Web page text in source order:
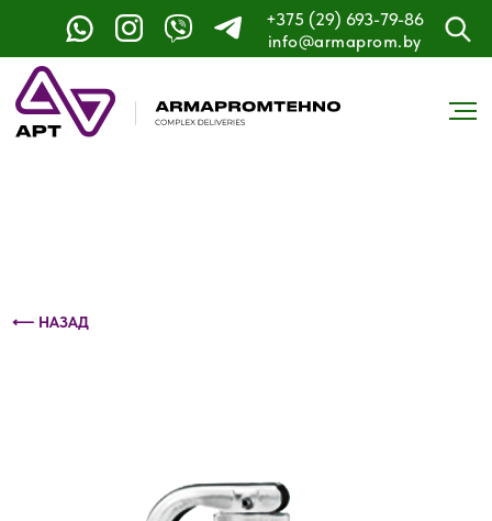
+375 (29) 693-79-86
info@armaprom.by
Контактный телефон: +375 (29) 693-79-86
⟵ НАЗАД